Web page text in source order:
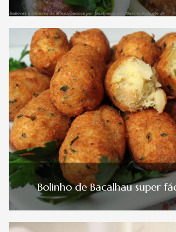
Bolinho de Bacalhau super